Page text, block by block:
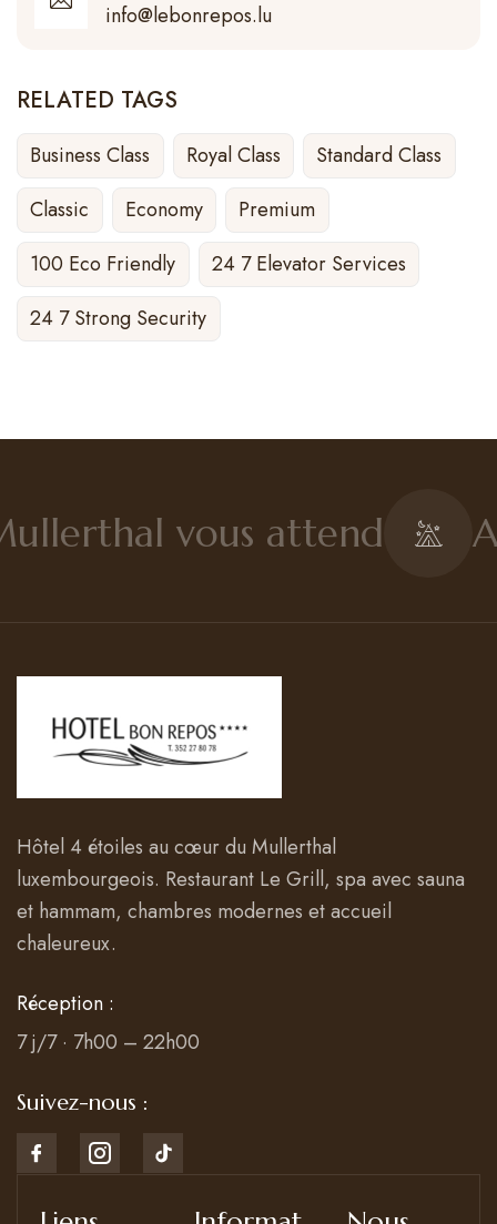
info@lebonrepos.lu
RELATED TAGS
Business Class Royal Class
Standard Class
Classic
Economy
Premium
100 Eco Friendly
24 7 Elevator Services
24 7 Strong Security
vous attend
Hôtel 4 étoiles au cœur du Mullerthal
luxembourgeois. Restaurant Le Grill, spa avec sauna
et hammam, chambres modernes et accueil
chaleureux.
Réception :
7 j/7 · 7h00 – 22h00
Suivez-nous :